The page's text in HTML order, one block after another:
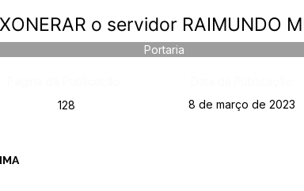
o servidor RAIMUNDO
Portaria
128 8 de março de 2023